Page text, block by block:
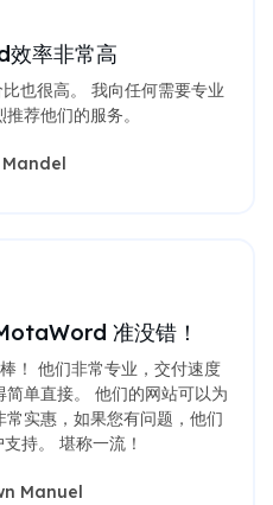
率非常高
也很高。 我向任何需要专业
荐他们的服务。
准没错！
！ 他们非常专业，交付速度
单直接。 他们的网站可以为
实惠，如果您有问题，他们
持。 堪称一流！
Manuel